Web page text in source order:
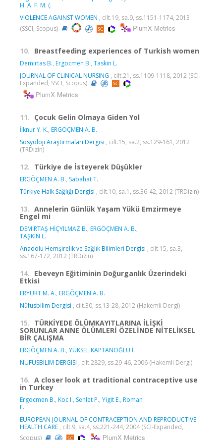
H. A. F. M. (.
VIOLENCE AGAINST WOMEN , cilt.19, sa.9, ss.1151-1174, 2013
(SSCI, Scopus)
PlumX Metrics
10. Breastfeeding experiences of Turkish women
Demirtas B., Ergocmen B., Taskin L.
JOURNAL OF CLINICAL NURSING , cilt.21, ss.1109-1118, 2012 (SCI-
Expanded, SSCI, Scopus)
PlumX Metrics
11. Çocuk Gelin Olmaya Giden Yol
İlknur Y. K., ERGÖÇMEN A. B.
Sosyoloji Araştırmaları Dergisi , cilt.15, sa.2, ss.129-161, 2012
(TRDizin)
12. Türkiye de İsteyerek Düşükler
ERGÖÇMEN A. B., Sabahat T.
Türkiye Halk Sağlığı Dergisi , cilt.10, sa.1, ss.36-42, 2012 (TRDizin)
13. Annelerin Günlük Yaşam Yükü Emzirmeye
Engel mi
DEMİRTAŞ HİÇYILMAZ B., ERGÖÇMEN A. B.,
TAŞKIN L.
Anadolu Hemşirelik ve Sağlık Bilimleri Dergisi , cilt.15, sa.3,
ss.167-172, 2012 (TRDizin)
14. Ebeveyn Eğitiminin Doğurganlık Üzerindeki
Etkisi
ERYURT M. A., ERGÖÇMEN A. B.
Nüfusbilim Dergisi , cilt.30, ss.13-28, 2012 (Hakemli Dergi)
15. TÜRKİYEDE ÖLÜMKAYITLARINA İLİŞKİ
SORUNLAR ANNE ÖLÜMLERİ ÖZELİNDE NİTELİKSEL
BİR ÇALIŞMA
ERGÖÇMEN A. B., YÜKSEL KAPTANOĞLU İ.
NUFUSBILIM DERGISI , cilt.2829, ss.29-46, 2006 (Hakemli Dergi)
16. A closer look at traditional contraceptive use
in Turkey
Ergocmen B., Koc I., Senlet P., Yigit E., Roman
E.
EUROPEAN JOURNAL OF CONTRACEPTION AND REPRODUCTIVE
HEALTH CARE , cilt.9, sa.4, ss.221-244, 2004 (SCI-Expanded,
Scopus)
PlumX Metrics